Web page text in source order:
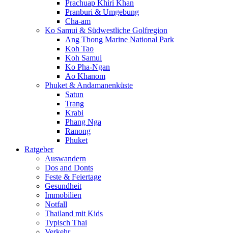
Prachuap Khiri Khan
Pranburi & Umgebung
Cha-am
Ko Samui & Südwestliche Golfregion
Ang Thong Marine National Park
Koh Tao
Koh Samui
Ko Pha-Ngan
Ao Khanom
Phuket & Andamanenküste
Satun
Trang
Krabi
Phang Nga
Ranong
Phuket
Ratgeber
Auswandern
Dos and Donts
Feste & Feiertage
Gesundheit
Immobilien
Notfall
Thailand mit Kids
Typisch Thai